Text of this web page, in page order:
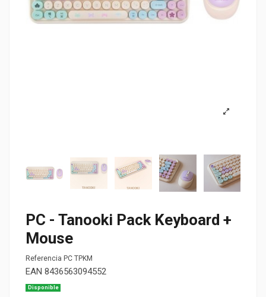
PC - Tanooki Pack Keyboard +
Mouse
Referencia PC TPKM
EAN 8436563094552
Disponible